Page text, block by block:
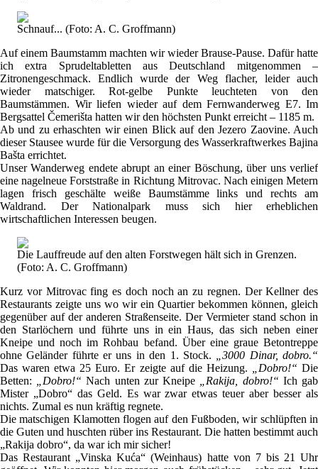
Schnauf... (Foto: A. C. Groffmann)
Auf einem Baumstamm machten wir wieder Brause-Pause. Dafür hatte
ich extra Sprudeltabletten aus Deutschland mitgenommen –
Zitronengeschmack. Endlich wurde der Weg flacher, leider auch
wieder matschiger. Rot-gelbe Punkte leuchteten von den
Baumstämmen. Wir liefen wieder auf dem Fernwanderweg E7. Im
Bergsattel Čemerišta hatten wir den höchsten Punkt erreicht – 1185 m.
Ab und zu erhaschten wir einen Blick auf den Jezero Zaovine. Auch
dieser Stausee wurde für die Versorgung des Wasserkraftwerkes Bajina
Bašta errichtet.
Unser Wanderweg endete abrupt an einer Böschung, über uns verlief
eine nagelneue Forststraße in Richtung Mitrovac. Nach einigen Metern
lagen frisch geschälte weiße Baumstämme links und rechts am
Waldrand. Der Nationalpark muss sich hier erheblichen
wirtschaftlichen Interessen beugen.
Die Lauffreude auf den alten Forstwegen hält sich in Grenzen.
(Foto: A. C. Groffmann)
Kurz vor Mitrovac fing es doch noch an zu regnen. Der Kellner des
Restaurants zeigte uns wo wir ein Quartier bekommen können, gleich
gegenüber auf der anderen Straßenseite. Der Vermieter stand schon in
den Starlöchern und führte uns in ein Haus, das sich neben einer
Kneipe und noch im Rohbau befand. Über eine graue Betontreppe
ohne Geländer führte er uns in den 1. Stock.
„3000 Dinar, dobro.“
Das waren etwa 25 Euro. Er zeigte auf die Heizung.
„Dobro!“ Die
Betten:
„Dobro!“ Nach unten zur Kneipe „Rakija, dobro!“ Ich gab
Mister „Dobro“ das Geld. Es war zwar etwas teuer aber besser als
nichts. Zumal es nun kräftig regnete.
Die matschigen Klamotten flogen auf den Fußboden, wir schlüpften in
die Guten und huschten rüber ins Restaurant. Die hatten bestimmt auch
„Rakija dobro“, da war ich mir sicher!
Das Restaurant „Vinska Kuća“ (Weinhaus) hatte von 7 bis 21 Uhr